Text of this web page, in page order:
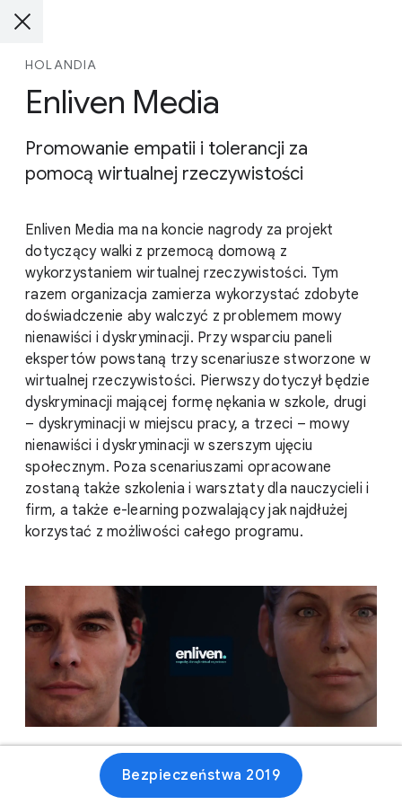
HOLANDIA
Enliven Media
Promowanie empatii i tolerancji za
pomocą wirtualnej rzeczywistości
Enliven Media ma na koncie nagrody za projekt
dotyczący walki z przemocą domową z
wykorzystaniem wirtualnej rzeczywistości. Tym
razem organizacja zamierza wykorzystać zdobyte
doświadczenie aby walczyć z problemem mowy
nienawiści i dyskryminacji. Przy wsparciu paneli
ekspertów powstaną trzy scenariusze stworzone w
wirtualnej rzeczywistości. Pierwszy dotyczył będzie
dyskryminacji mającej formę nękania w szkole, drugi
– dyskryminacji w miejscu pracy, a trzeci – mowy
nienawiści i dyskryminacji w szerszym ujęciu
społecznym. Poza scenariuszami opracowane
zostaną także szkolenia i warsztaty dla nauczycieli i
firm, a także e-learning pozwalający jak najdłużej
korzystać z możliwości całego programu.
Stronie internetowejBezpieczeństwa 2019